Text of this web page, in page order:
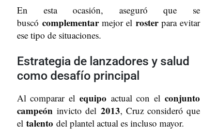
En esta ocasión, aseguró que se
buscó complementarmejor el rosterpara evitar
ese tipo de situaciones.
Estrategia de lanzadores y salud
como desafío principal
Al comparar el equipo actual con elconjunto
campeón invicto del 2013, Cruz consideró que
el talento del plantel actual es incluso mayor.